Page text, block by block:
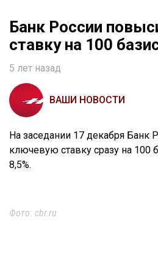
Банк России
ставку на 100
5 лет назад
ВАШИ НОВОСТИ
На заседании 17 декабря Банк
ключевую ставку сразу на 100
8,5%.
Фото: cbr.ru